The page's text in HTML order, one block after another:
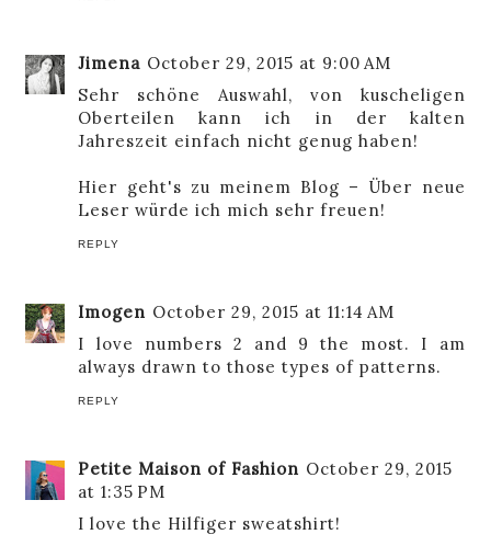
Jimena October 29, 2015 at 9:00 AM
Sehr schöne Auswahl, von kuscheligen
Oberteilen kann ich in der kalten
Jahreszeit einfach nicht genug haben!
Hier geht's zu meinem Blog – Über neue
Leser würde ich mich sehr freuen!
REPLY
Imogen October 29, 2015 at 11:14 AM
I love numbers 2 and 9 the most. I am
always drawn to those types of patterns.
REPLY
Petite Maison of Fashion October 29, 2015
at 1:35 PM
I love the Hilfiger sweatshirt!